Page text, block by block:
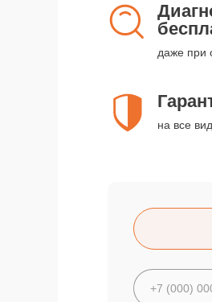
даже при
на все